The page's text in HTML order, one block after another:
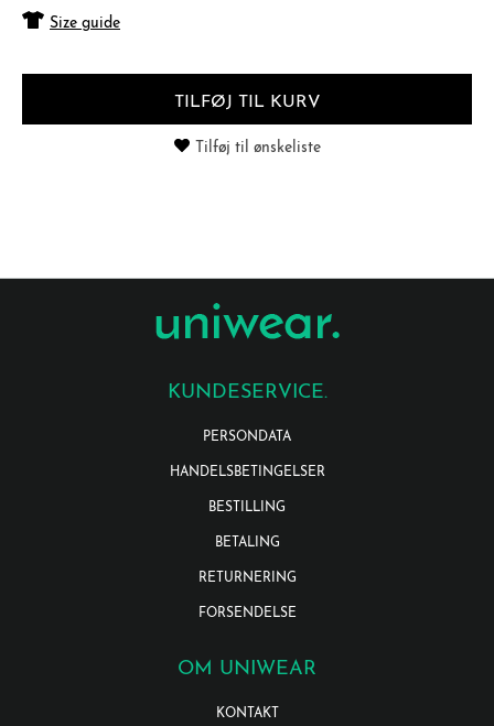
Size guide
TILFØJ TIL KURV
Tilføj til ønskeliste
KUNDESERVICE.
PERSONDATA
HANDELSBETINGELSER
BESTILLING
BETALING
RETURNERING
FORSENDELSE
OM UNIWEAR
KONTAKT